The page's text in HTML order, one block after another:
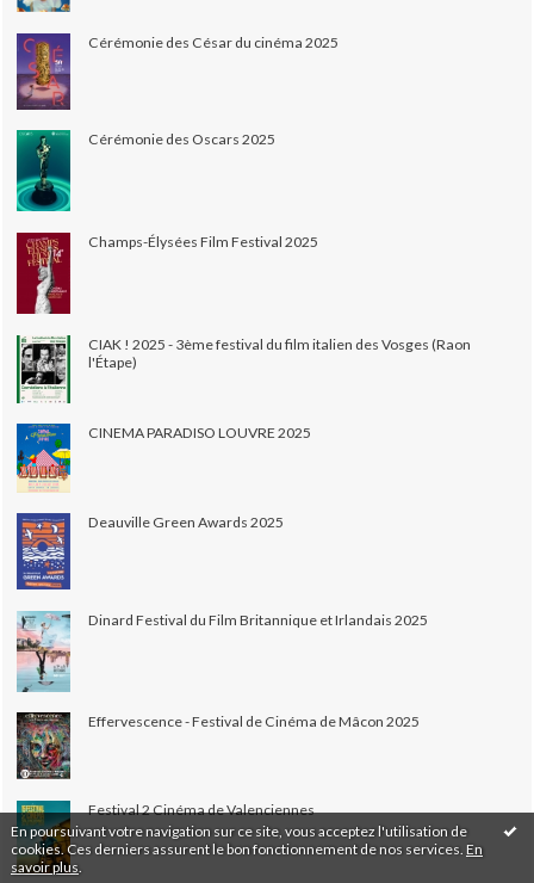
En poursuivant votre navigation sur ce site, vous acceptez l'utilisation de
cookies. Ces derniers assurent le bon fonctionnement de nos services. En
savoir plus
Cérémonie des César du cinéma 2025
Cérémonie des Oscars 2025
Champs-Élysées Film Festival 2025
CIAK ! 2025 - 3ème festival du film italien des Vosges (Raon
l'Étape)
CINEMA PARADISO LOUVRE 2025
Deauville Green Awards 2025
Dinard Festival du Film Britannique et Irlandais 2025
Effervescence - Festival de Cinéma de Mâcon 2025
Festival 2 Cinéma de Valenciennes